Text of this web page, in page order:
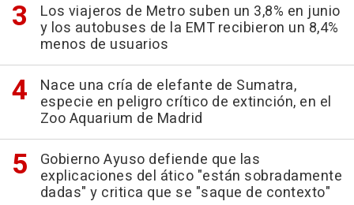
Los viajeros de Metro suben un 3,8% en junio
y los autobuses de la EMT recibieron un 8,4%
menos de usuarios
Nace una cría de elefante de Sumatra,
especie en peligro crítico de extinción, en el
Zoo Aquarium de Madrid
Gobierno Ayuso defiende que las
explicaciones del ático "están sobradamente
dadas" y critica que se "saque de contexto"